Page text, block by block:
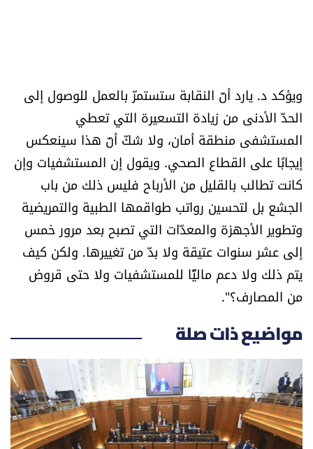
ويؤكد د. يارد أنّ النقابة ستستمرّ بالعمل للوصول إلى
الحدّ الأدنى من زيادة التسعيرة التي تعطي
المستشفى منطقة أمان، ولا شكّ أنّ هذا سينعكس
إيجابًا على القطاع الصحي. ويقول إن المستشفيات وإن
كانت تطالب بالقليل من الأرباح فليس ذلك من باب
الجشع بل لتحسين رواتب طواقمها الطبية والتمريضية
وتطوير الأجهزة والمعدّات التي تصبح بعد مرور خمس
إلى عشر سنوات عتيقة ولا بدّ من تغييرها. ولكن كيف
يتم ذلك ولا دعم ماليًّا للمستشفيات ولا حتى قروض
من المصارف؟".
مواضيع ذات صلة